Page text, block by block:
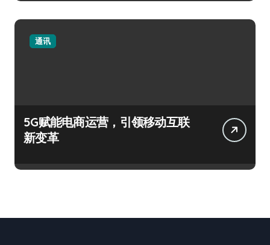
通讯
5G赋能电商运营，引领移动互联
新变革